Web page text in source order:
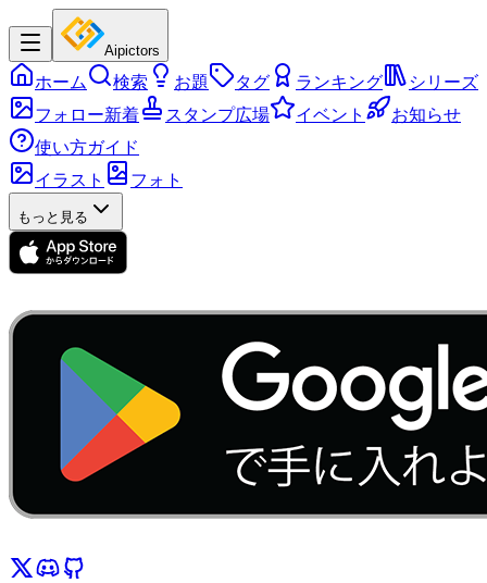
Aipictors
ホーム 検索 お題 タグ ランキング
シリーズ
フォロー新着
スタンプ広場 イベント
お知らせ
使い方ガイド
イラスト
フォト
もっと見る